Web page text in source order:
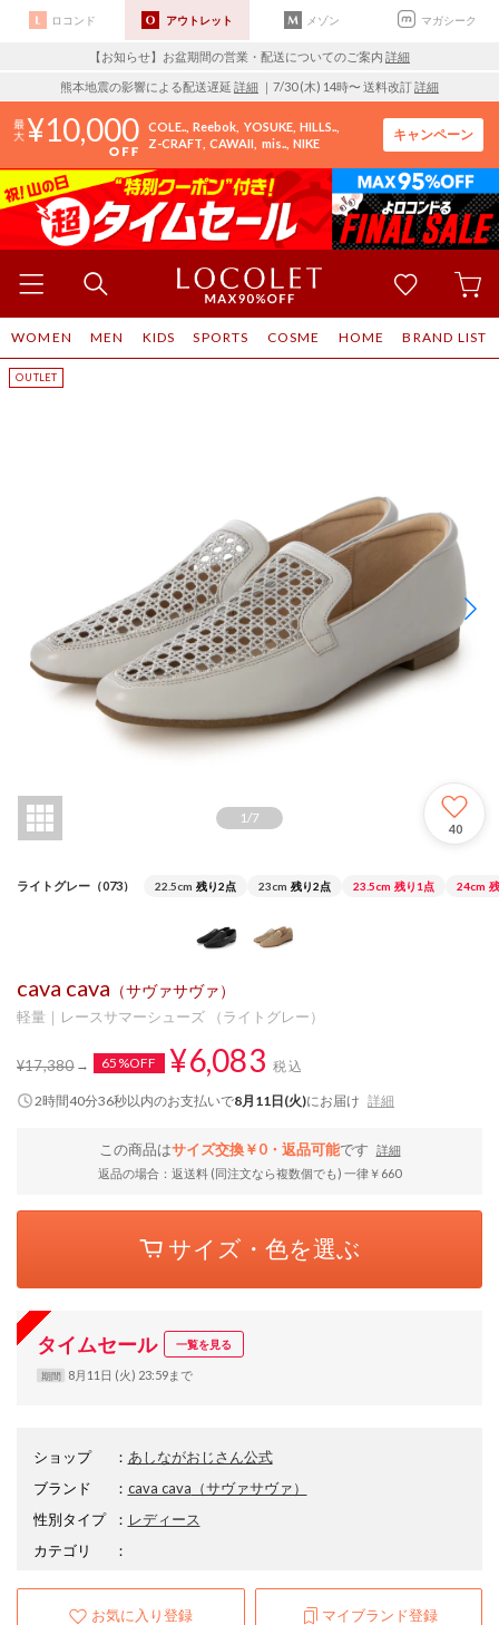
ロコンド アウトレット メゾン マガシーク
【お知らせ】お盆期間の営業・配送についてのご案内 詳細
熊本地震の影響による配送遅延 詳細 ｜7/30 (木) 14時〜 送料改訂詳細
10,000 COLE.. Reebok YOSUKE HILLS..
Z-CRAFT CAWAII mis.. NIKE
キャンペーン
WOMEN MEN KIDS SPORTS COSME HOME BRAND LIST
1 /7
40
ライトグレー（073） 22.5cm 残り2点 23cm 残り2点 23.5cm 残り1点 24cm
cava cava （サヴァサヴァ）
軽量｜レースサマーシューズ （ライトグレー）
¥17,380 65%OFF ¥6,083 税込
2時間40分36秒以内のお支払いで8月11日(火)にお届け 詳細
この商品はサイズ交換￥0・返品可能です
詳細
返品の場合：返送料 (同注文なら複数個でも) 一律￥660
サイズ・色を選ぶ
タイムセール 一覧を見る
期間 8月11日 (火) 23:59まで
ショップ ： あしながおじさん公式
ブランド
： cava cava （サヴァサヴァ）
性別タイプ
： レディース
カテゴリ
：
お気に入り登録 マイブランド登録